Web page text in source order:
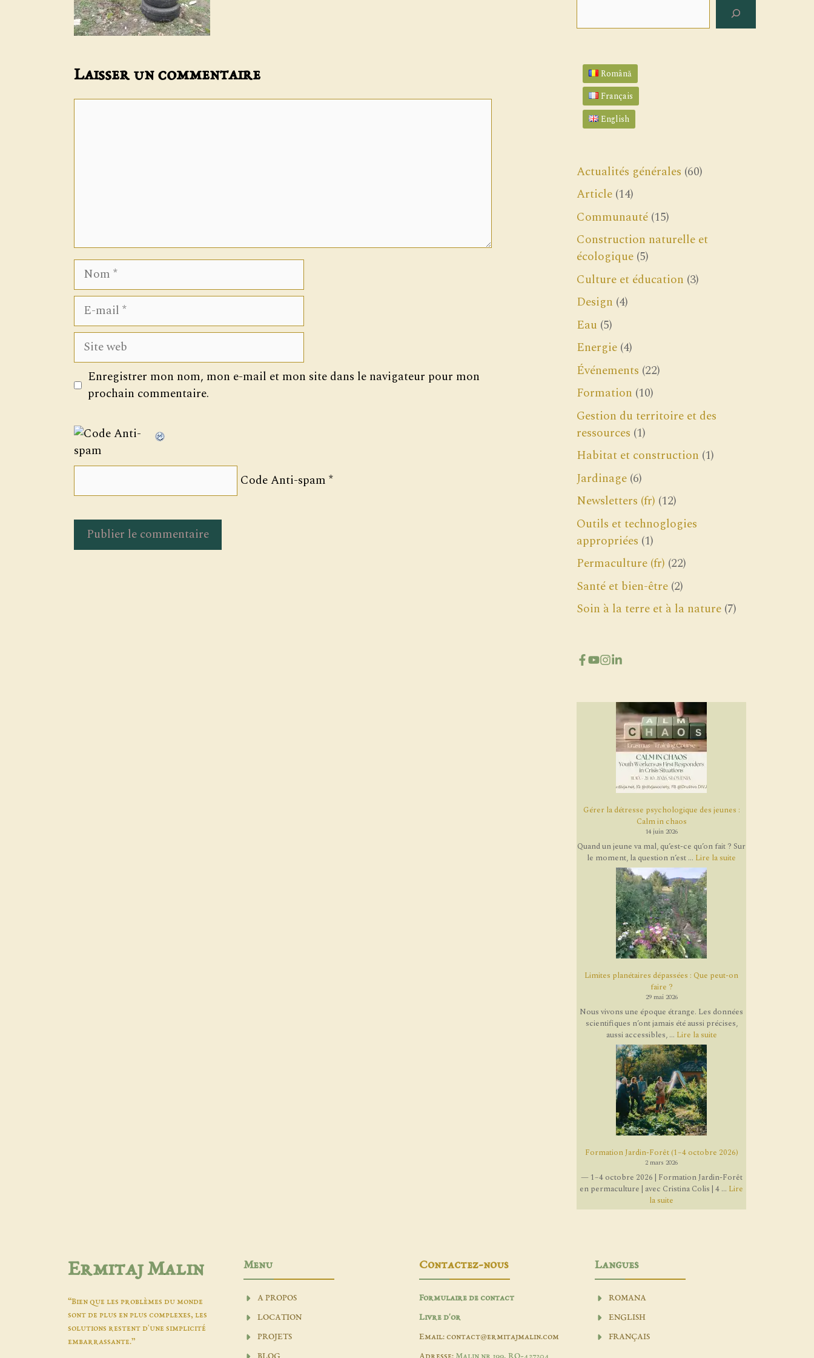
Laisser un commentaire
Nom
E-
mail
Site
web
Enregistrer mon nom, mon e-mail et mon site dans le navigateur pour mon
prochain commentaire.
Code Anti-spam *
Română
Français
English
Actualités générales (60)
Article (14)
Communauté (15)
Construction naturelle et
écologique (5)
Culture et éducation (3)
Design (4)
Eau (5)
Energie (4)
Événements (22)
Formation (10)
Gestion du territoire et des
ressources (1)
Habitat et construction (1)
Jardinage (6)
Newsletters (fr) (12)
Outils et technoglogies
appropriées (1)
Permaculture (fr) (22)
Santé et bien-être (2)
Soin à la terre et à la nature (7)
Gérer la détresse psychologique des jeunes :
Calm in chaos
14 juin 2026
Quand un jeune va mal, qu’est-ce qu’on fait ? Sur
le moment, la question n’est ... Lire la suite
Limites planétaires dépassées : Que peut-on
faire ?
29 mai 2026
Nous vivons une époque étrange. Les données
scientifiques n’ont jamais été aussi précises,
aussi accessibles, ... Lire la suite
Formation Jardin-Forêt (1–4 octobre 2026)
2 mars 2026
— 1–4 octobre 2026 | Formation Jardin-Forêt
en permaculture | avec Cristina Colis | 4 ... Lire
la suite
Ermitaj Malin
“Bien que les problèmes du monde
sont de plus en plus complexes, les
solutions restent d'une simplicité
embarrassante.”
Menu
A PROPOS
LOCATION
PROJETS
BLOG
Contactez-nous
Formulaire de contact
Livre d'or
Email: contact@ermitajmalin.com
Adresse: Malin nr 199, RO-427204
Langues
ROMANA
ENGLISH
FRANÇAIS